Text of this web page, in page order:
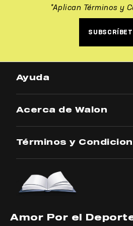
*Aplican Términos y
Acerca de Walon
Ayuda
Términos y
Amor Por el